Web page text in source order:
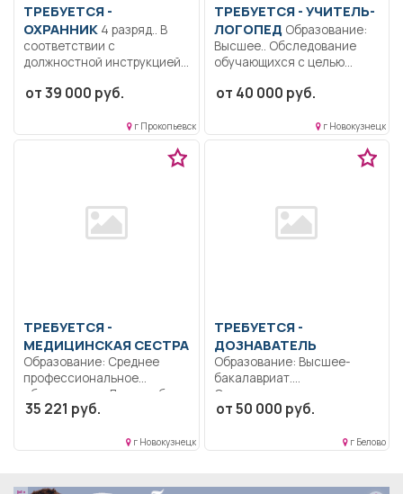
ТРЕБУЕТСЯ -
ОХРАННИК
соответствии с
должностной инструкцией,
контрольно-пропускного...
от 39 000 руб.
г Прокопьевск
ТРЕБУЕТСЯ - УЧИТЕЛЬ-
ЛОГОПЕДОбразование:
Высшее.. Обследование
обучающихся с целью
от 40 000 руб.
г Новокузнецк
ТРЕБУЕТСЯ -
МЕДИЦИНСКАЯ СЕСТРА
Образование: Среднее
профессиональное
образование.. Доврачебная
медицинская помощь..
35 221 руб.
г Новокузнецк
ТРЕБУЕТСЯ -
ДОЗНАВАТЕЛЬ
Образование: Высшее-
бакалавриат.
Ответственность..
Правоохранительная
от 50 000 руб.
г Белово